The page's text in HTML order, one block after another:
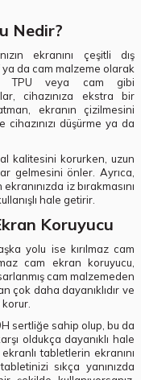
Nedir?
ekranını çeşitli dış
da cam malzeme olarak
TPU veya cam gibi
cihazınıza ekstra bir
ekranın çizilmesini
düşürme ya da
kalitesini korurken, uzun
gelmesini önler. Ayrıca,
iz bırakmasını
hale getirir.
Koruyucu
yolu ise kırılmaz cam
cam ekran koruyucu,
cam malzemeden
çok daha dayanıklıdır ve
korur.
sertliğe sahip olup, bu da
oldukça dayanıklı hale
tabletlerin ekranını
sıkça yanınızda